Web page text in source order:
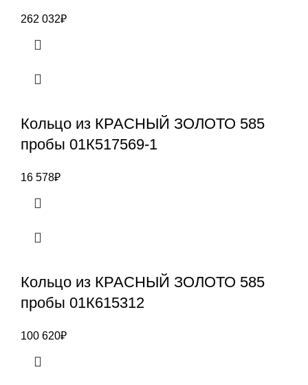
262 032₽
Кольцо из КРАСНЫЙ ЗОЛОТО 585
пробы 01К517569-1
16 578₽
Кольцо из КРАСНЫЙ ЗОЛОТО 585
пробы 01К615312
100 620₽